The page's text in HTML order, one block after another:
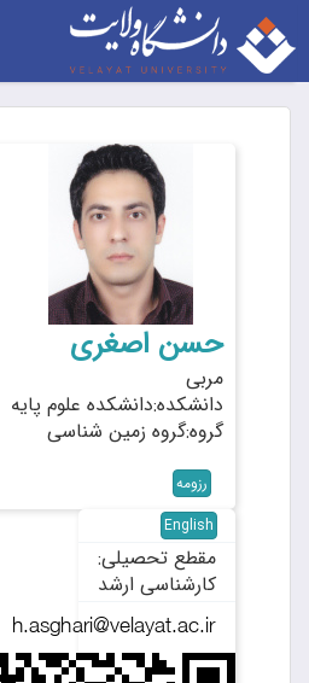
حسن اصغری
مربی
دانشکده:دانشکده علوم پایه
گروه:گروه زمین شناسی
رزومه
English
مقطع تحصیلی:
کارشناسی ارشد